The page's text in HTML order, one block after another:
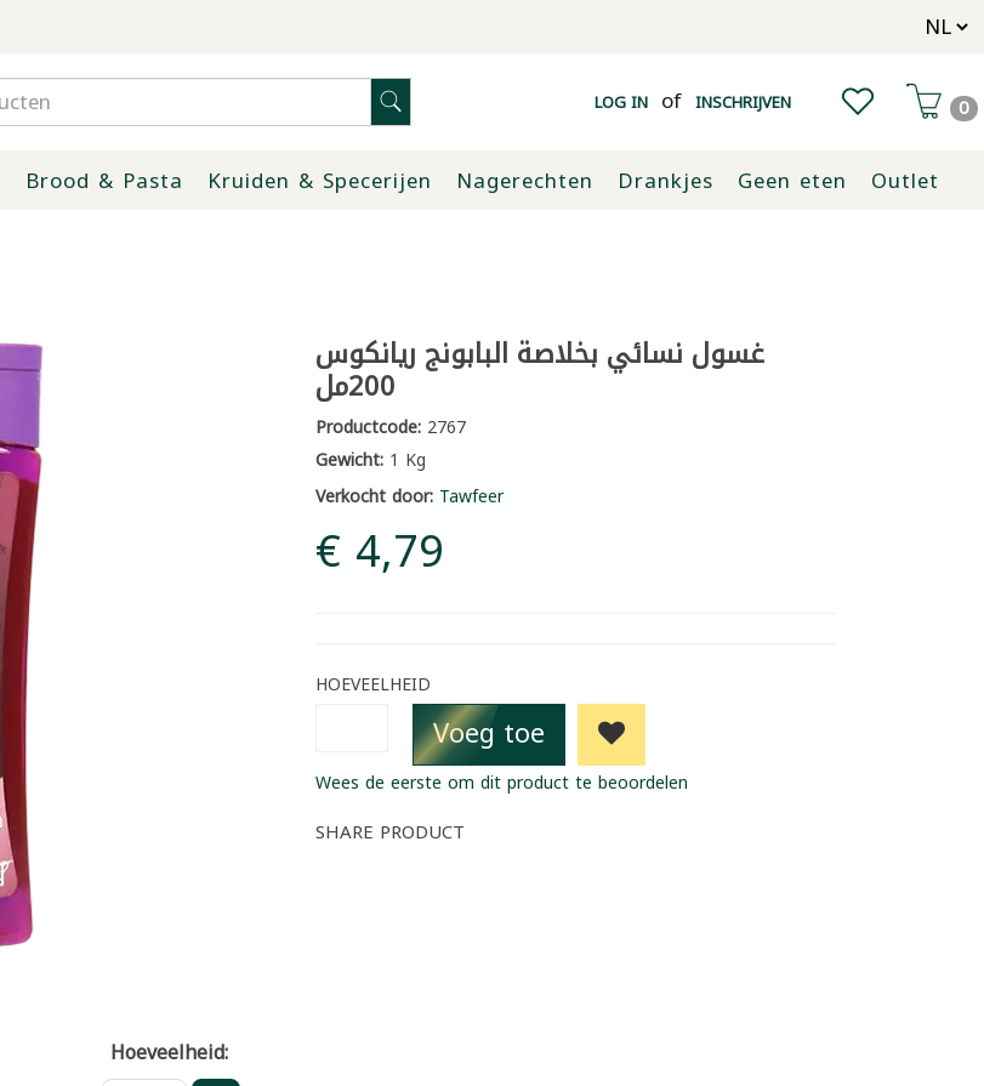
LOG IN of INSCHRIJVEN 0
Brood & Pasta Kruiden & Specerijen Nagerechten Drankjes Geen eten
Outlet
غسول نسائي بخلاصة البابونج ريانكوس
200مل
Productcode:2767
Gewicht:1 Kg
Verkocht door: Tawfeer
€ 4,79
HOEVEELHEID
Voeg toe
Wees de eerste om dit product te beoordelen
SHARE PRODUCT
Hoeveelheid: